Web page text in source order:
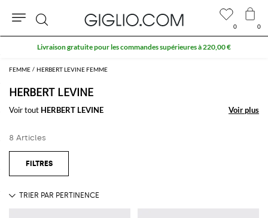
FEMME HERBERT LEVINE FEMME
HERBERT LEVINE
Voir tout HERBERT LEVINE Voir plus
Voir plus
8 Articles
0 0
Rechercher
Livraison gratuite pour les commandes supérieures à 220,00 €